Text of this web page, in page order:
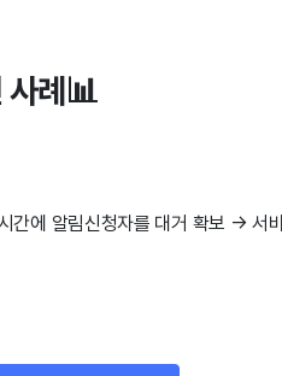
사례📊
에 알림신청자를 대거 확보 → 서